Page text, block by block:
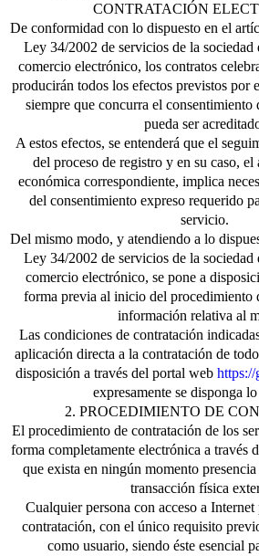
CONTRATACIÓN
De conformidad con lo dispuesto en el
Ley 34/2002 de servicios de la
comercio electrónico, los contratos
producirán todos los efectos previstos por
siempre que concurra el consentimiento
pueda ser
A estos efectos, se entenderá que el
del proceso de registro y en su caso, el
económica correspondiente, implica
del consentimiento expreso requerido
servicio.
Del mismo modo, y atendiendo a lo
Ley 34/2002 de servicios de la
comercio electrónico, se pone a
forma previa al inicio del procedimiento
información relativa al
Las condiciones de contratación
aplicación directa a la contratación de
disposición a través del portal web https://
expresamente se disponga
2. PROCEDIMIENTO DE
El procedimiento de contratación de los
forma completamente electrónica a través
que exista en ningún momento
transacción física
Cualquier persona con acceso a
contratación, con el único requisito
como usuario, siendo éste esencial